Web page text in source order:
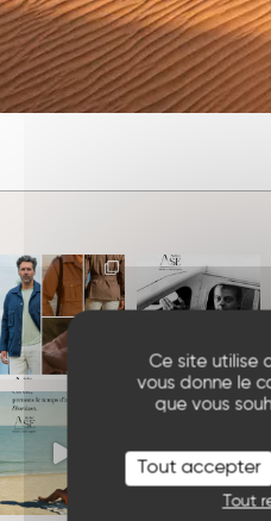
Ce site utilise
vous donne le
que vous
Tout accepter
Tout